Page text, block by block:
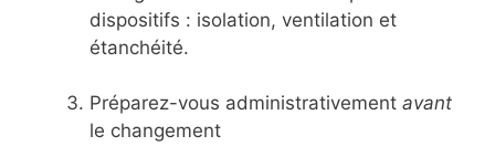
dispositifs : isolation, ventilation et
étanchéité.
Préparez-vous administrativement avant
le changement